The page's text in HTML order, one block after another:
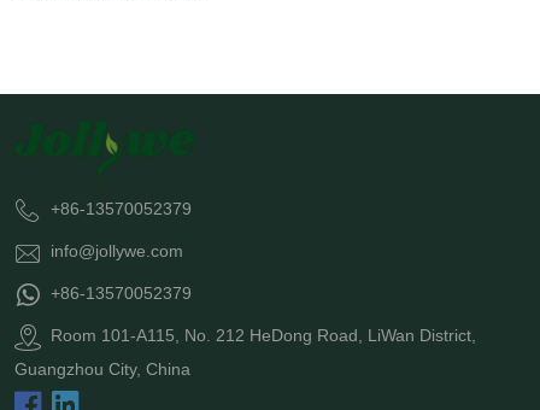
+86-13570052379
info@jollywe.com
+86-13570052379
Room 101-A115, No. 212 HeDong Road, LiWan District,
Guangzhou City, China